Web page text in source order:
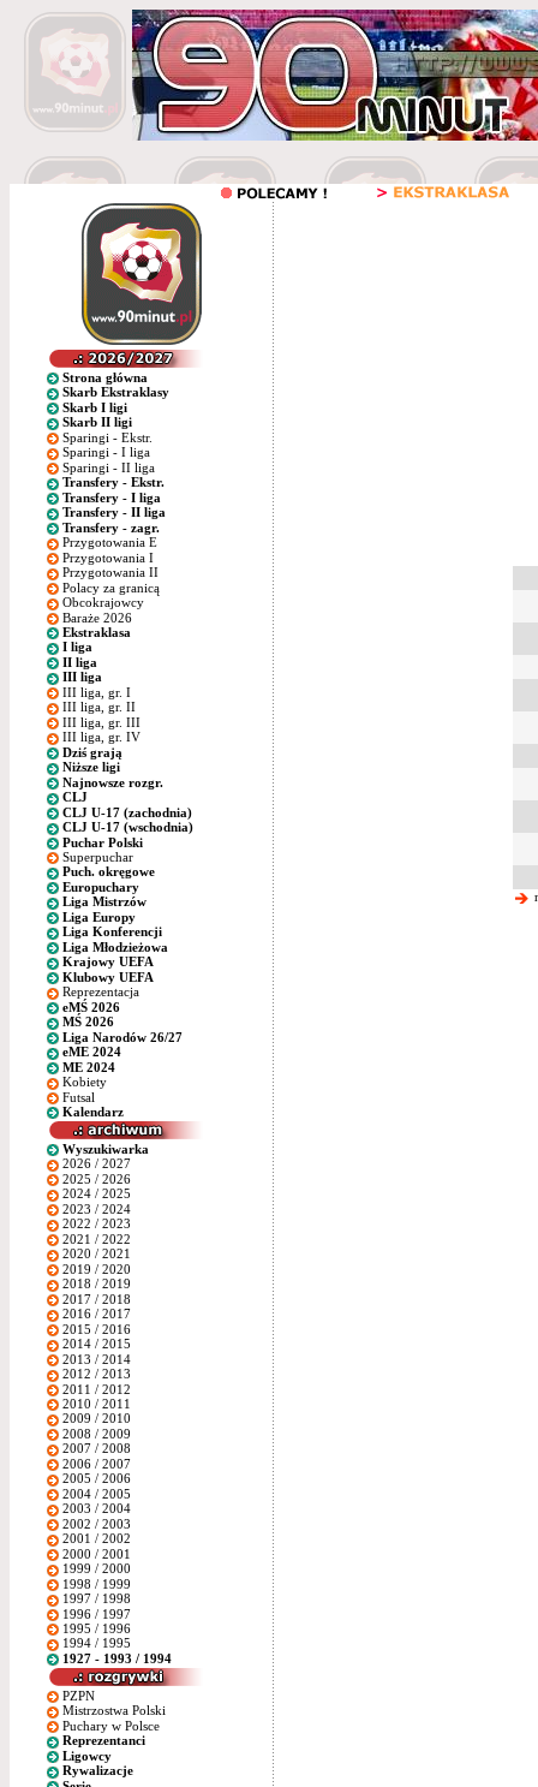
Strona główna
Skarb Ekstraklasy
Skarb I ligi
Skarb II ligi
Sparingi - Ekstr.
Sparingi - I liga
Sparingi - II liga
Transfery - Ekstr.
Transfery - I liga
Transfery - II liga
Transfery - zagr.
Przygotowania E
Przygotowania I
Przygotowania II
Polacy za granicą
Obcokrajowcy
Baraże 2026
Ekstraklasa
I liga
II liga
III liga
III liga, gr. I
III liga, gr. II
III liga, gr. III
III liga, gr. IV
Dziś grają
Niższe ligi
Najnowsze rozgr.
CLJ
CLJ U-17 (zachodnia)
CLJ U-17 (wschodnia)
Puchar Polski
Superpuchar
Puch. okręgowe
Europuchary
Liga Mistrzów
Liga Europy
Liga Konferencji
Liga Młodzieżowa
Krajowy UEFA
Klubowy UEFA
Reprezentacja
eMŚ 2026
MŚ 2026
Liga Narodów 26/27
eME 2024
ME 2024
Kobiety
Futsal
Kalendarz
Wyszukiwarka
2026 / 2027
2025 / 2026
2024 / 2025
2023 / 2024
2022 / 2023
2021 / 2022
2020 / 2021
2019 / 2020
2018 / 2019
2017 / 2018
2016 / 2017
2015 / 2016
2014 / 2015
2013 / 2014
2012 / 2013
2011 / 2012
2010 / 2011
2009 / 2010
2008 / 2009
2007 / 2008
2006 / 2007
2005 / 2006
2004 / 2005
2003 / 2004
2002 / 2003
2001 / 2002
2000 / 2001
1999 / 2000
1998 / 1999
1997 / 1998
1996 / 1997
1995 / 1996
1994 / 1995
1927 - 1993 / 1994
PZPN
Mistrzostwa Polski
Puchary w Polsce
Reprezentanci
Ligowcy
Rywalizacje